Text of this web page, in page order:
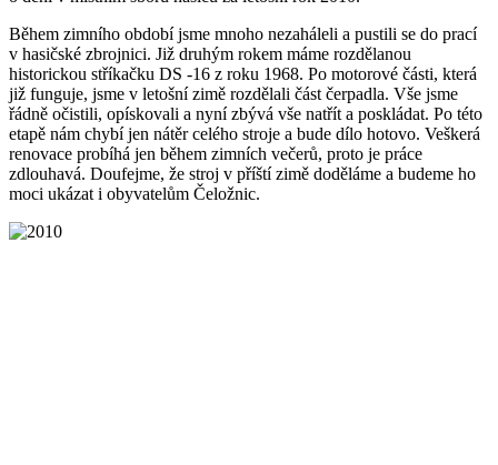
Během zimního období jsme mnoho nezaháleli a pustili se do prací
v hasičské zbrojnici. Již druhým rokem máme rozdělanou
historickou stříkačku DS -16 z roku 1968. Po motorové části, která
již funguje, jsme v letošní zimě rozdělali část čerpadla. Vše jsme
řádně očistili, opískovali a nyní zbývá vše natřít a poskládat. Po této
etapě nám chybí jen nátěr celého stroje a bude dílo hotovo. Veškerá
renovace probíhá jen během zimních večerů, proto je práce
zdlouhavá. Doufejme, že stroj v příští zimě doděláme a budeme ho
moci ukázat i obyvatelům Čeložnic.